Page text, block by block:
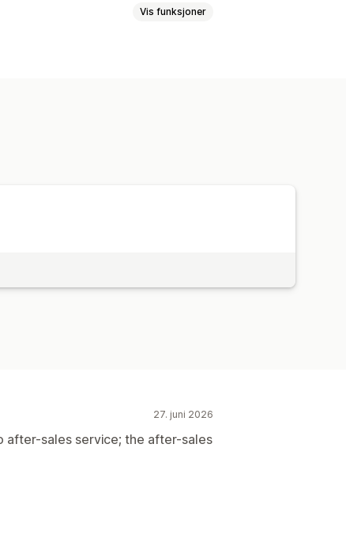
Vis funksjoner
27. juni 2026
after-sales service; the after-sales